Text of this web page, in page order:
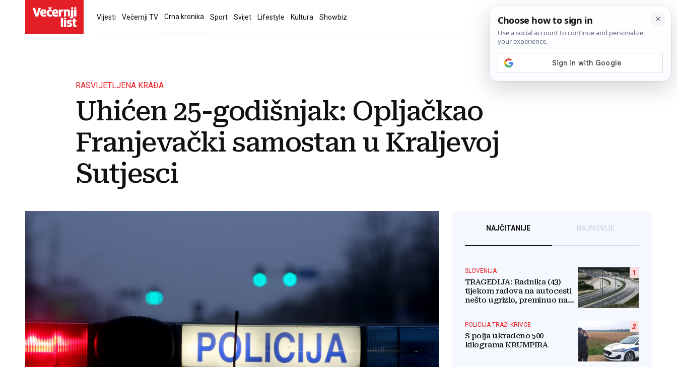
Vijesti Večernji TV Crna kronika Sport Svijet Lifestyle Kultura Showbiz
RASVIJETLJENA KRAĐA
Uhićen 25-godišnjak: Opljačkao
Franjevački samostan u Kraljevoj
Sutjesci
NAJČITANIJE NAJNOVIJE
1
SLOVENIJA
TRAGEDIJA: Radnika (43)
tijekom radova na autocesti
nešto ugrizlo, preminuo na
2
POLICIJA TRAŽI KRIVCE
S polja ukradeno 500
kilograma KRUMPIRA